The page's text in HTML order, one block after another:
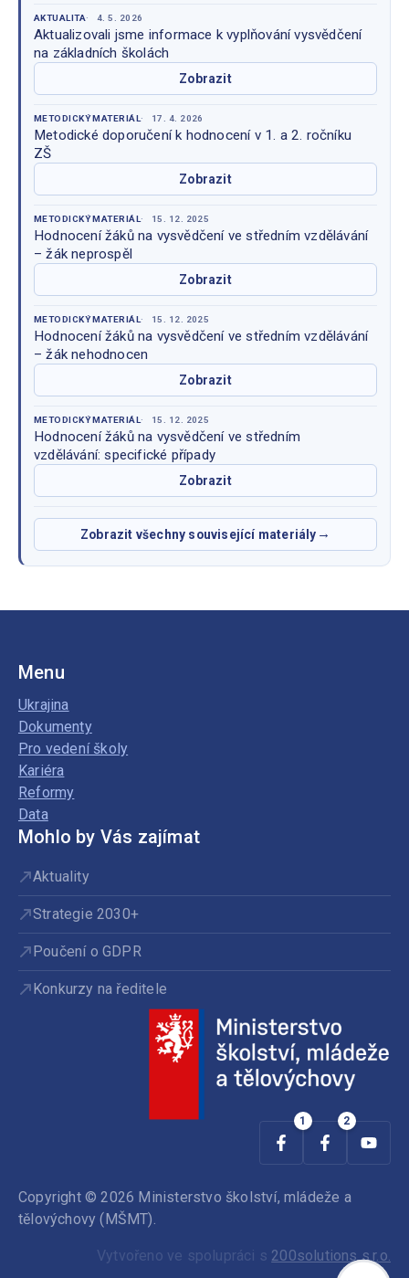
AKTUALITA 4. 5. 2026
Aktualizovali jsme informace k vyplňování vysvědčení
na základních školách
Zobrazit
METODICKÝ MATERIÁL 17. 4. 2026
Metodické doporučení k hodnocení v 1. a 2. ročníku
ZŠ
Zobrazit
METODICKÝ MATERIÁL 15. 12. 2025
Hodnocení žáků na vysvědčení ve středním vzdělávání
– žák neprospěl
Zobrazit
METODICKÝ MATERIÁL 15. 12. 2025
Hodnocení žáků na vysvědčení ve středním vzdělávání
– žák nehodnocen
Zobrazit
METODICKÝ MATERIÁL 15. 12. 2025
Hodnocení žáků na vysvědčení ve středním
vzdělávání: specifické případy
Zobrazit
Zobrazit všechny související materiály
Menu
Ukrajina
Dokumenty
Pro vedení školy
Kariéra
Reformy
Data
Mohlo by Vás zajímat
Aktuality
Strategie 2030+
Poučení o GDPR
Konkurzy na ředitele
Copyright © 2026 Ministerstvo školství, mládeže a
tělovýchovy (MŠMT).
Vytvořeno ve spolupráci s 200solutions s.r.o.